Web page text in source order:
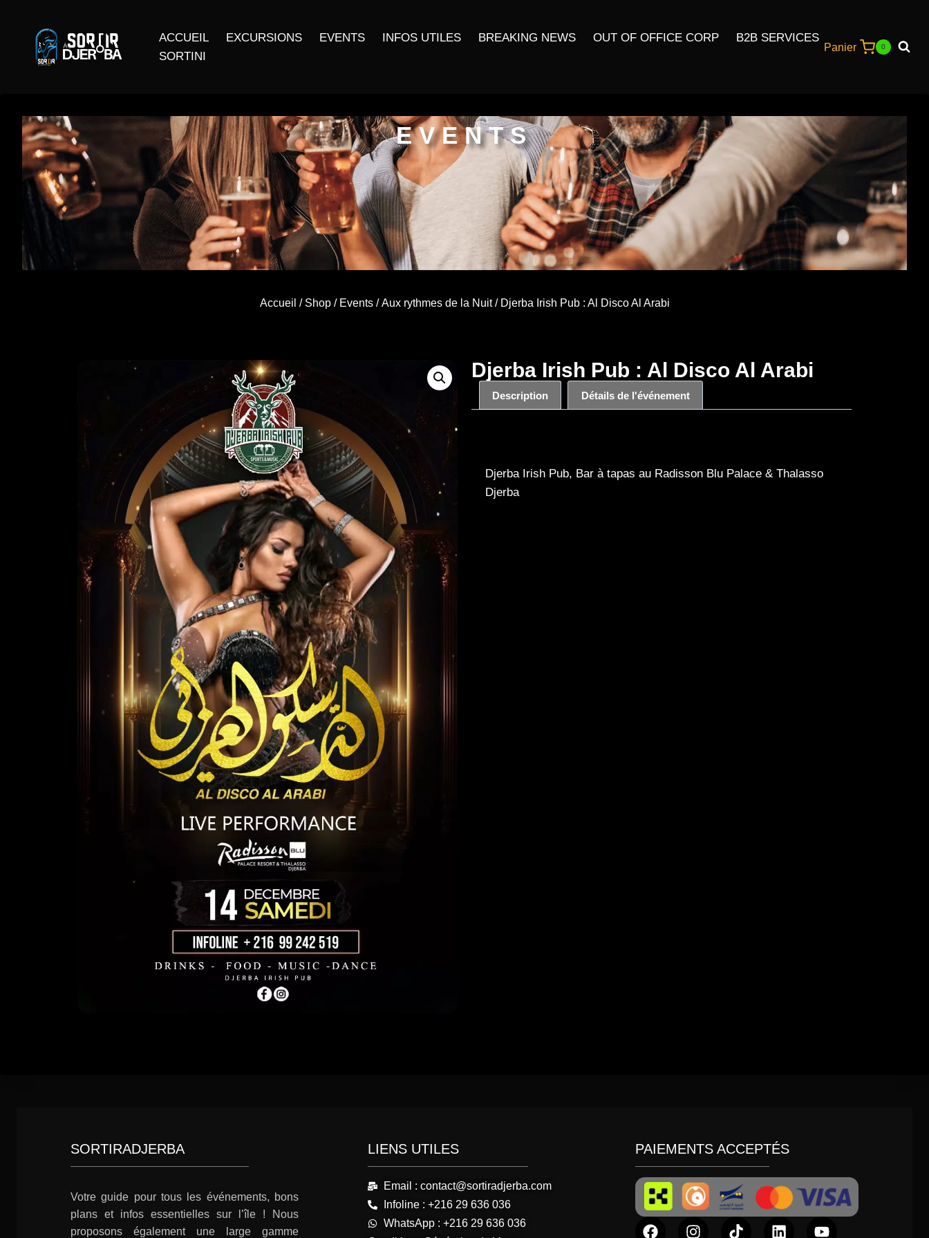
ACCUEIL EXCURSIONS EVENTS INFOS UTILES BREAKING NEWS OUT OF OFFICE CORP
B2B SERVICES
SORTINI
Panier 0
EVENTS
Accueil / Shop/ Events/Aux rythmes de la Nuit/ Djerba Irish Pub : Al Disco Al Arabi
Djerba Irish Pub : Al Disco Al Arabi
Description Détails de l'événement
Djerba Irish Pub, Bar à tapas au Radisson Blu Palace & Thalasso
Djerba
SORTIRADJERBA
Votre guide pour tous les événements, bons
plans et infos essentielles sur l’île ! Nous
proposons également une large gamme
LIENS UTILES
Email : contact@sortiradjerba.com
Infoline : +216 29 636 036
WhatsApp : +216 29 636 036
PAIEMENTS ACCEPTÉS